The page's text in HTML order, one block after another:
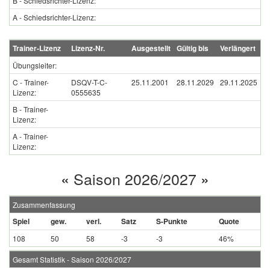
A - Schiedsrichter-Lizenz:
Trainer-Lizenz Lizenz-Nr. Ausgestellt Gültig bis Verlängert
Übungsleiter:
C - Trainer-
Lizenz:
DSQV-T-C-
0555635
25.11.2001 28.11.2029 29.11.2025
B - Trainer-
Lizenz:
A - Trainer-
Lizenz:
« Saison 2026/2027 »
Zusammenfassung
Spiel gew. verl. Satz S-Punkte Quote
108 50 58 -3 -3 46%
Gesamt Statistik - Saison 2026/2027